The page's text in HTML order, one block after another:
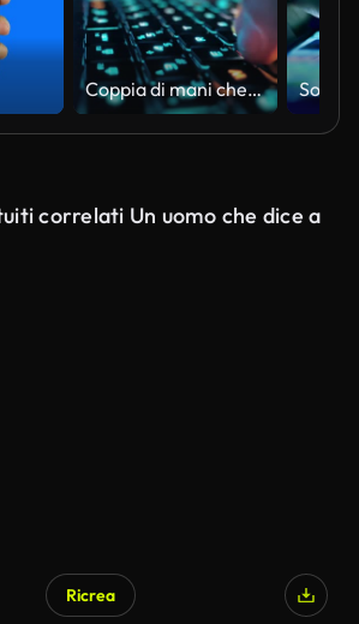
Coppia di mani che digitano su un laptop e volano icone dei social media
correlati Un uomo che dice a
Ricrea